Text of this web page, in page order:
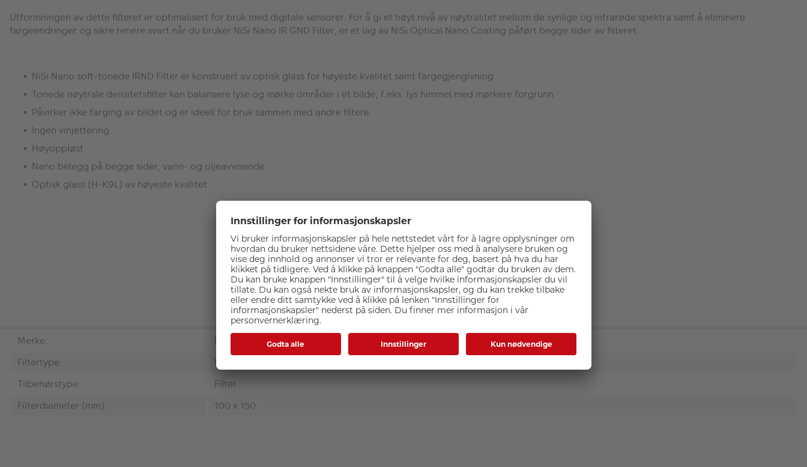
Utformningen av dette filteret er optimalisert for bruk med digitale sensorer. For å gi et høyt nivå av nøytralitet mellom de synlige og infrarøde spektra samt å eliminere
fargeendringer og sikre renere svart når du bruker NiSi Nano IR GND Filter, er et lag av NiSi Optical Nano Coating påført begge sider av filteret.
NiSi Nano soft-tonede IRND Filter er konstruert av optisk glass for høyeste kvalitet samt fargegjengivning
Tonede nøytrale densitetsfilter kan balansere lyse og mørke områder i et bilde, f.eks. lys himmel med mørkere forgrunn
Påvirker ikke farging av bildet og er ideell for bruk sammen med andre filtere
Ingen vinjettering
Høyoppløst
Nano belegg på begge sider, vann- og oljeavvisende
Optisk glass (H-K9L) av høyeste kvalitet
Spesifikasjoner
Merke:
NiSi
Filtertype:
ND-filter
Tilbehørstype:
Filter
Filterdiameter (mm):
100 x 150